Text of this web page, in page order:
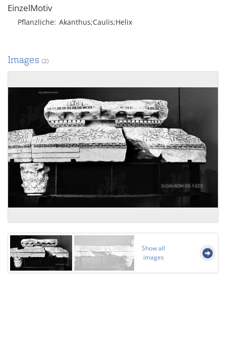
EinzelMotiv
Pflanzliche Akanthus;Caulis;Helix
Images (2)
Show all
images